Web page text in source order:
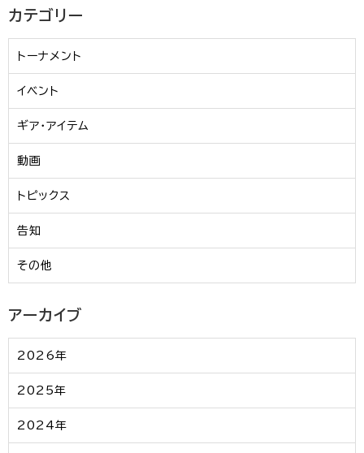
カテゴリー
トーナメント
イベント
ギア・アイテム
動画
トピックス
告知
その他
アーカイブ
2026年
2025年
2024年